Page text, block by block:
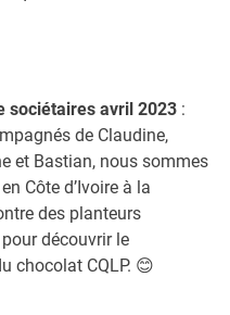
sociétaires avril 2023:
de Claudine,
et Bastian, nous sommes
Côte d’Ivoire à la
des planteurs
découvrir le
chocolat CQLP. 😊